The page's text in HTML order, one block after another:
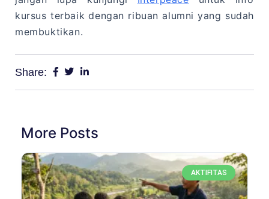
kursus terbaik dengan ribuan alumni yang sudah
membuktikan.
Share:
More Posts
AKTIFITAS